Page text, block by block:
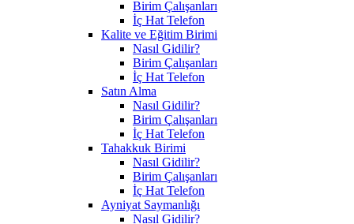
Birim Çalışanları
İç Hat Telefon
Kalite ve Eğitim Birimi
Nasıl Gidilir?
Birim Çalışanları
İç Hat Telefon
Satın Alma
Nasıl Gidilir?
Birim Çalışanları
İç Hat Telefon
Tahakkuk Birimi
Nasıl Gidilir?
Birim Çalışanları
İç Hat Telefon
Ayniyat Saymanlığı
Nasıl Gidilir?